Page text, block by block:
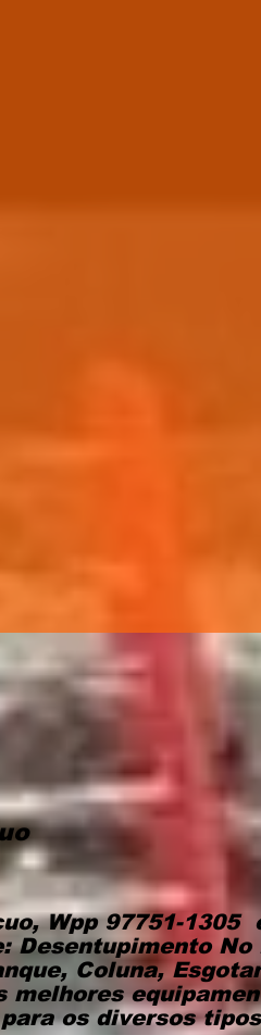
No ABC
Wpp 97751-1305
Desentupimento No
Coluna,
os diversos